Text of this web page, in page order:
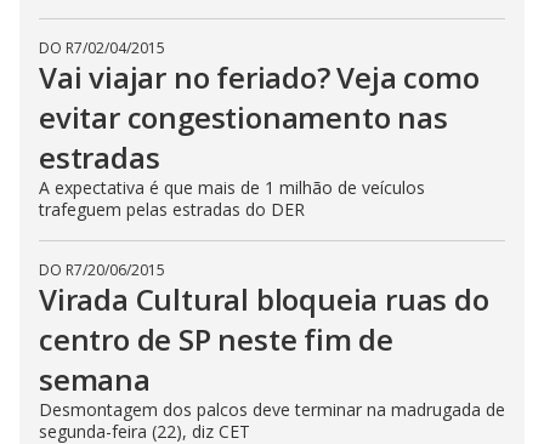
DO R7/02/04/2015
Vai viajar no feriado? Veja como
evitar congestionamento nas
estradas
A expectativa é que mais de 1 milhão de veículos
trafeguem pelas estradas do DER
DO R7/20/06/2015
Virada Cultural bloqueia ruas do
centro de SP neste fim de
semana
Desmontagem dos palcos deve terminar na madrugada de
segunda-feira (22), diz CET